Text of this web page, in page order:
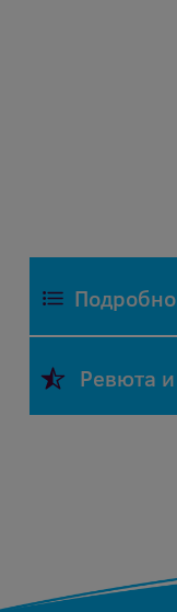
Всички
Ревюта